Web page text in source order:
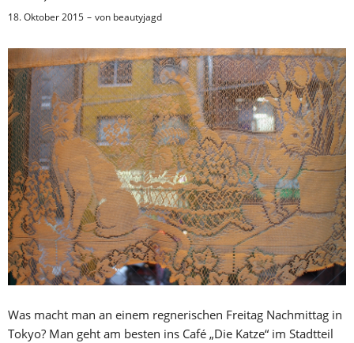
18. Oktober 2015 von beautyjagd
Was macht man an einem regnerischen Freitag Nachmittag in
Tokyo? Man geht am besten ins Café „Die Katze“ im Stadtteil